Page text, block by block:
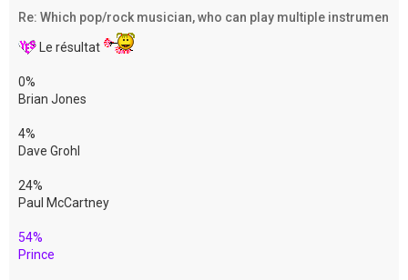
Re: Which pop/rock musician, who can play multiple instrumen
Le résultat
0%
Brian Jones
4%
Dave Grohl
24%
Paul McCartney
54%
Prince